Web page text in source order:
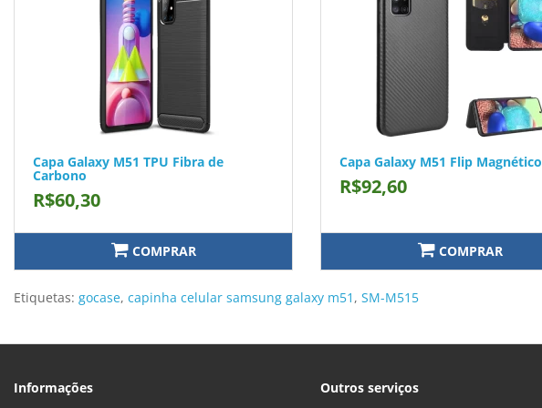
Capa Galaxy M51 TPU Fibra de
Carbono
R$60,30
COMPRAR
Capa Galaxy M51 Flip Magnético
R$92,60
COMPRAR
Etiquetas: gocase, capinha celular samsung galaxy m51 , SM-M515
Informações Outros serviços